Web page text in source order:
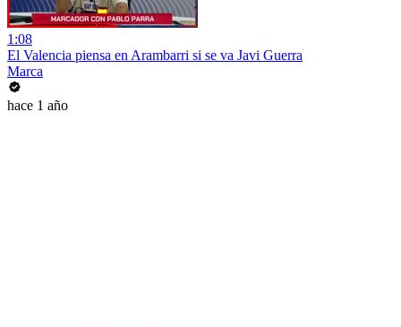
1:08
El Valencia piensa en Arambarri si se va Javi Guerra
Marca
hace 1 año